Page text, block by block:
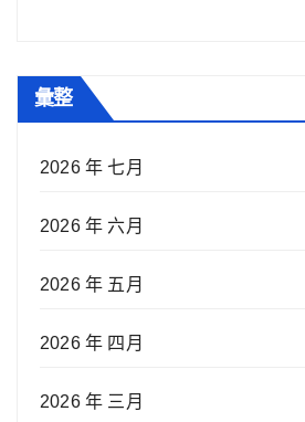
彙整
2026 年 七月
2026 年 六月
2026 年 五月
2026 年 四月
2026 年 三月